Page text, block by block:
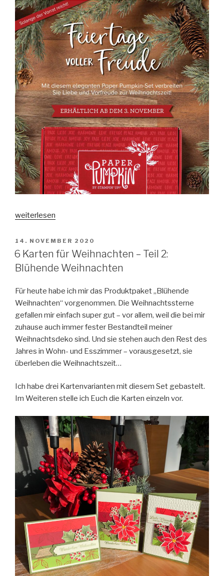
„6
für
Weihnachten
–
3:
Paper
Pumpkin
Feiertage
voller
Freude“
weiterlesen
VERÖFFENTLICHT
AM
14. NOVEMBER 2020
6 Karten für Weihnachten – Teil 2:
Blühende Weihnachten
Für heute habe ich mir das Produktpaket „Blühende
Weihnachten“ vorgenommen. Die Weihnachtssterne
gefallen mir einfach super gut – vor allem, weil die bei mir
zuhause auch immer fester Bestandteil meiner
Weihnachtsdeko sind. Und sie stehen auch den Rest des
Jahres in Wohn- und Esszimmer – vorausgesetzt, sie
überleben die Weihnachtszeit…
Ich habe drei Kartenvarianten mit diesem Set gebastelt.
Im Weiteren stelle ich Euch die Karten einzeln vor.